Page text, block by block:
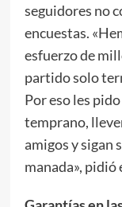
seguidores no
encuestas.
esfuerzo de
partido solo
Por eso les
temprano,
amigos y sigan
manada», pidió